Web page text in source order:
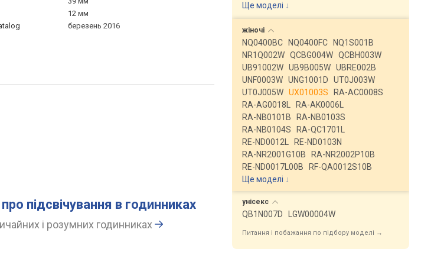
12 мм
березень 2016
підсвічування в годинниках
і розумних годинниках
Ще моделі ↓
жіночі
NQ0400BC NQ0400FC
NQ1S001B
NR1Q002W QCBG004W QCBH003W
UB91002W UB9B005W UBRE002B
UNF0003W UNG1001D
UT0J003W
UT0J005W UX01003S
RA-AC0008S
RA-AG0018L
RA-AK0006L
RA-NB0101B
RA-NB0103S
RA-NB0104S
RA-QC1701L
RE-ND0012L
RE-ND0103N
RA-NR2001G10B
RA-NR2002P10B
RE-ND0017L00B
RF-QA0012S10B
Ще моделі ↓
унісекс
QB1N007D LGW00004W
Питання і побажання по підбору моделі →